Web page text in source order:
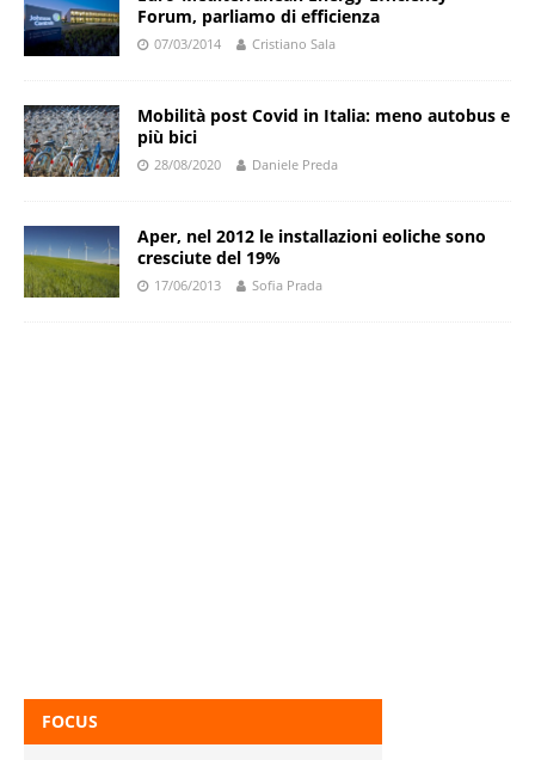
Forum, parliamo di efficienza
07/03/2014 Cristiano Sala
Mobilità post Covid in Italia: meno autobus e
più bici
28/08/2020 Daniele Preda
Aper, nel 2012 le installazioni eoliche sono
cresciute del 19%
17/06/2013 Sofia Prada
FOCUS